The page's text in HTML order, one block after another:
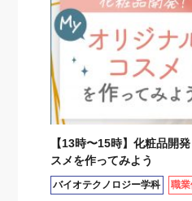
【13時〜15時】化粧品開
スメを作ってみよう
バイオテクノロジー学科 職